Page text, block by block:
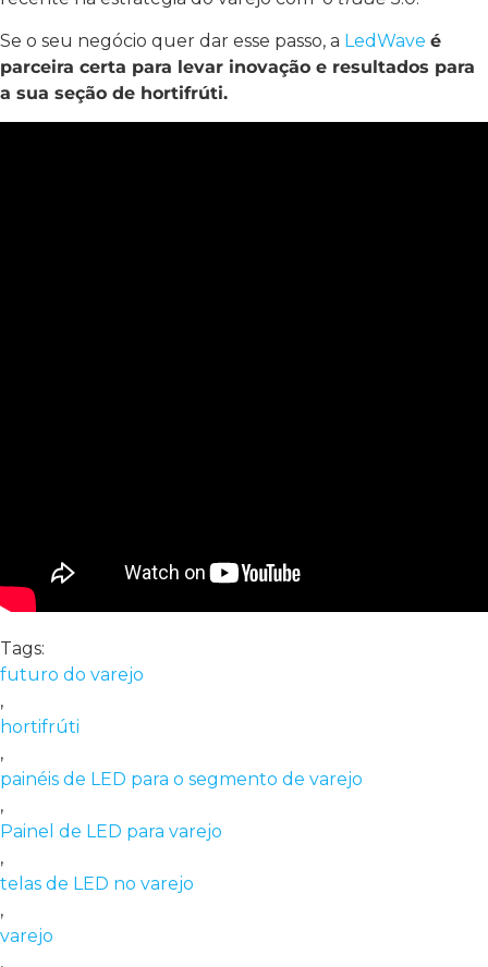
Se o seu negócio quer dar esse passo, a LedWave é
parceira certa para levar inovação e resultados para
a sua seção de hortifrúti.
Tags:
futuro do varejo
,
hortifrúti
,
painéis de LED para o segmento de varejo
,
Painel de LED para varejo
,
telas de LED no varejo
,
varejo
,